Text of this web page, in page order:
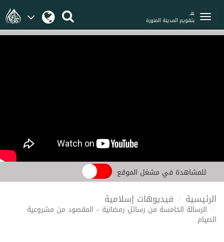
هـ
بتقويم المدينة المنورة
للمشاهدة في مشغل الموقع
الرئيسية فيديوهات إسلامية
الرسالة الخامسة من رسائل رمضانية – المقصود من مشروعية
الصيام